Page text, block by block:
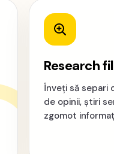
Research
Înveți să separi
de opinii, știri
zgomot